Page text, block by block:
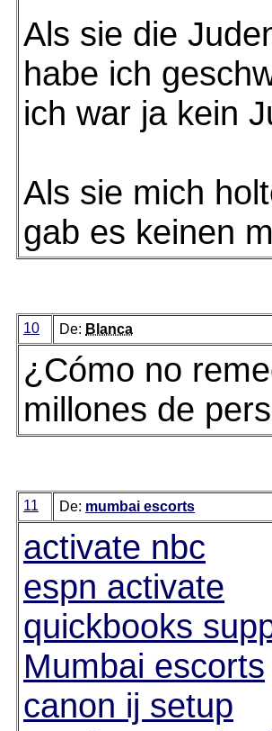
Als sie die
habe ich
ich war ja kein
Als sie mich
gab es keinen
10 De: Blanca
¿Cómo no
millones de
11 De: mumbai escorts
activate nbc
espn activate
quickbooks
Mumbai escorts
canon ij setup